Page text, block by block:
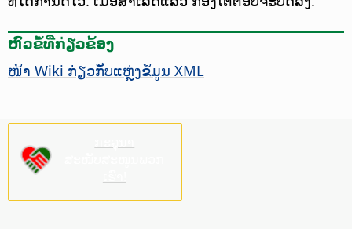
ຫົວຂໍ້ທີ່ກ່ຽວຂ້ອງ
ໜ້າ Wiki ກ່ຽວກັບແຫຼ່ງຂໍ້ມູນ XML